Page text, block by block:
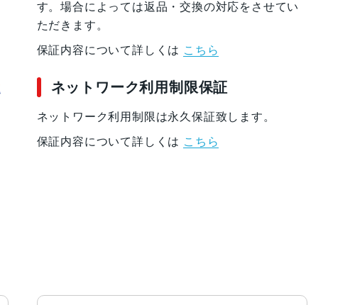
す。場合によっては返品・交換の対応をさせてい
ただきます。
保証内容について詳しくは こちら
ネットワーク利用制限保証
ネットワーク利用制限は永久保証致します。
保証内容について詳しくは こちら